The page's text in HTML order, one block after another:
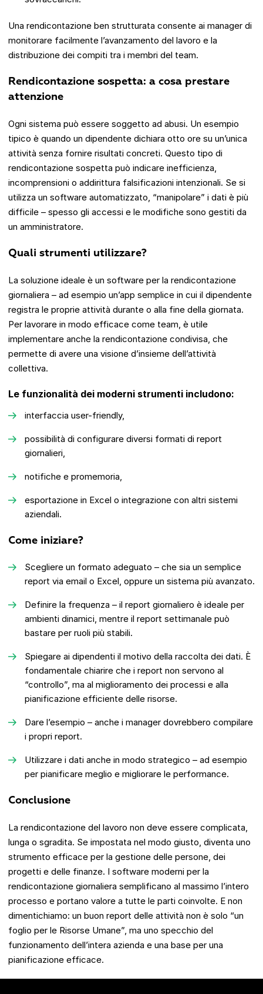
Una rendicontazione ben strutturata consente ai manager di
monitorare facilmente l’avanzamento del lavoro e la
distribuzione dei compiti tra i membri del team.
Rendicontazione sospetta: a cosa prestare
attenzione
Ogni sistema può essere soggetto ad abusi. Un esempio
tipico è quando un dipendente dichiara otto ore su un’unica
attività senza fornire risultati concreti. Questo tipo di
rendicontazione sospetta può indicare inefficienza,
incomprensioni o addirittura falsificazioni intenzionali. Se si
utilizza un software automatizzato, “manipolare” i dati è più
difficile – spesso gli accessi e le modifiche sono gestiti da
un amministratore.
Quali strumenti utilizzare?
La soluzione ideale è un software per la rendicontazione
giornaliera – ad esempio un’app semplice in cui il dipendente
registra le proprie attività durante o alla fine della giornata.
Per lavorare in modo efficace come team, è utile
implementare anche la rendicontazione condivisa, che
permette di avere una visione d’insieme dell’attività
collettiva.
Le funzionalità dei moderni strumenti includono:
interfaccia user-friendly,
possibilità di configurare diversi formati di report
giornalieri,
notifiche e promemoria,
esportazione in Excel o integrazione con altri sistemi
aziendali.
Come iniziare?
Scegliere un formato adeguato – che sia un semplice
report via email o Excel, oppure un sistema più avanzato.
Definire la frequenza – il report giornaliero è ideale per
ambienti dinamici, mentre il report settimanale può
bastare per ruoli più stabili.
Spiegare ai dipendenti il motivo della raccolta dei dati. È
fondamentale chiarire che i report non servono al
“controllo”, ma al miglioramento dei processi e alla
pianificazione efficiente delle risorse.
Dare l’esempio – anche i manager dovrebbero compilare
i propri report.
Utilizzare i dati anche in modo strategico – ad esempio
per pianificare meglio e migliorare le performance.
Conclusione
La rendicontazione del lavoro non deve essere complicata,
lunga o sgradita. Se impostata nel modo giusto, diventa uno
strumento efficace per la gestione delle persone, dei
progetti e delle finanze. I software moderni per la
rendicontazione giornaliera semplificano al massimo l’intero
processo e portano valore a tutte le parti coinvolte. E non
dimentichiamo: un buon report delle attività non è solo “un
foglio per le Risorse Umane”, ma uno specchio del
funzionamento dell’intera azienda e una base per una
pianificazione efficace.